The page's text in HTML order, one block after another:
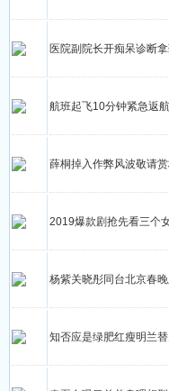
医院副院长开痴呆诊断
航班起飞10分钟紧急返航
薛桐掉入作弊风波敬请
2019爆款剧抢先看三个
杨紫关晓彤同台北京春
知否应是绿肥红瘦明兰